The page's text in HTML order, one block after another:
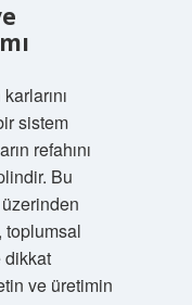
sistem
refahını
Bu
toplumsal
dikkat
ve üretimin